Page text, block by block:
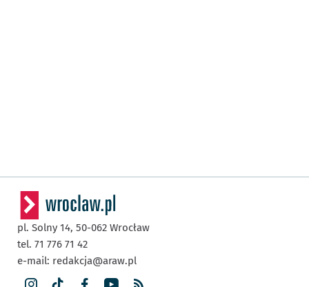
pl. Solny 14, 50-062 Wrocław
tel. 71 776 71 42
e-mail: redakcja@araw.pl